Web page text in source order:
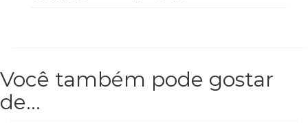
(132)
(22)
africanos
Você também pode gostar
de…